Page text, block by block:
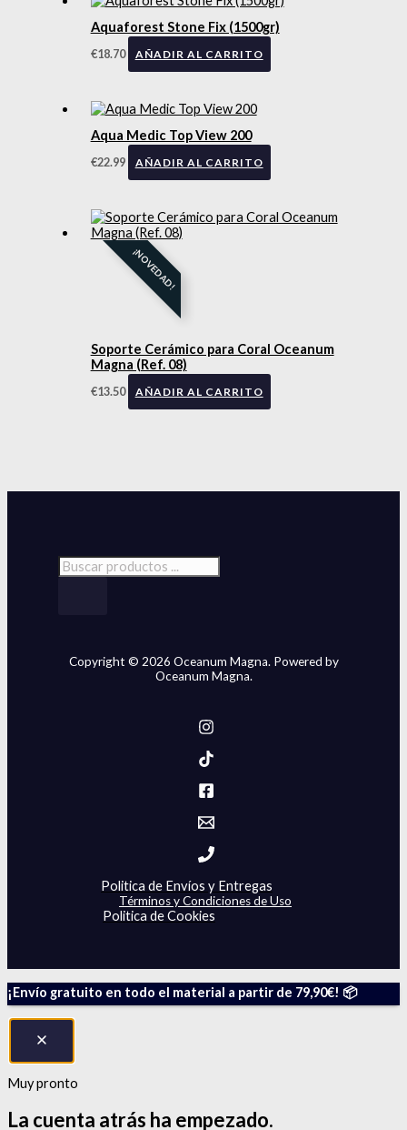
Aquaforest Stone Fix (1500gr)
€18.70 AÑADIR AL CARRITO
Aqua Medic Top View 200
€22.99 AÑADIR AL CARRITO
¡NOVEDAD!
Soporte Cerámico para Coral Oceanum
Magna (Ref. 08)
€13.50 AÑADIR AL CARRITO
Copyright © 2026 Oceanum Magna. Powered by
Oceanum Magna.
Politica de Envíos y Entregas
Términos y Condiciones de Uso
Politica de Cookies
¡Envío gratuito en todo el material a partir de 79,90€! 📦
Muy pronto
La cuenta atrás ha empezado.